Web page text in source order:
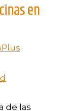
en
de las